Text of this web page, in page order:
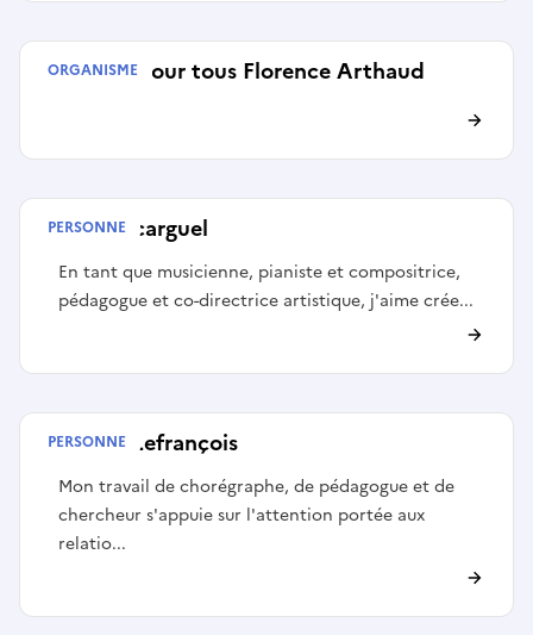
Maison pour tous Florence Arthaud
ORGANISME
Elise Escarguel
En tant que musicienne, pianiste et compositrice,
pédagogue et co-directrice artistique, j'aime crée...
PERSONNE
Olivier Lefrançois
Mon travail de chorégraphe, de pédagogue et de
chercheur s'appuie sur l'attention portée aux
relatio...
PERSONNE